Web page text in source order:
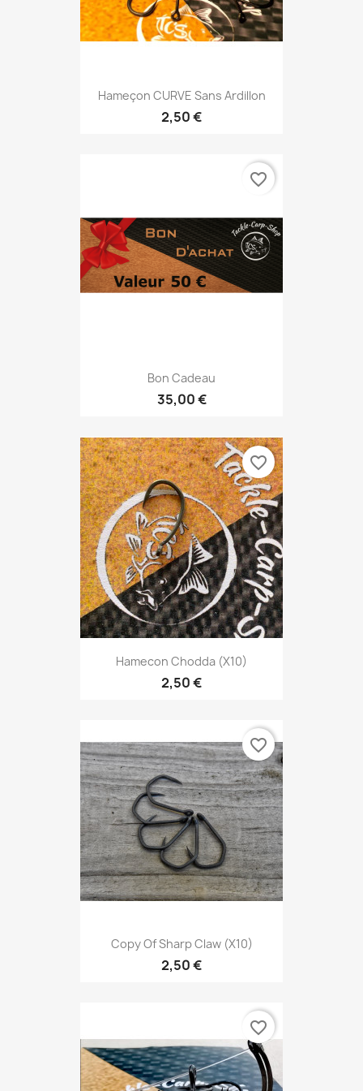
Hameçon CURVE Sans Ardillon
2,50 €
Bon Cadeau
35,00 €
favorite_border
Hamecon Chodda (X10)
2,50 €
favorite_border
Copy Of Sharp Claw (X10)
2,50 €
favorite_border
favorite_border